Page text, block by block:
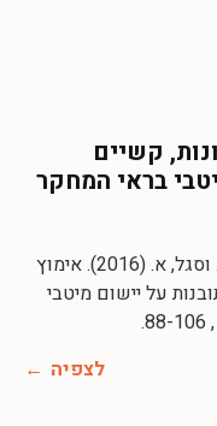
קשיים
בראי המחקר
שורק, י., ניג‘ם-אכתילאת, פ. וסגל, א. (2016). אימוץ
על יישום מיטבי
, 88-106.
לצפיה